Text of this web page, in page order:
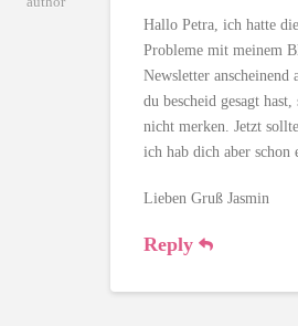
Hallo Petra, ich hatte
Probleme mit meinem
Newsletter anscheinend
du bescheid gesagt
nicht merken. Jetzt
ich hab dich aber schon
Lieben Gruß Jasmin
Reply